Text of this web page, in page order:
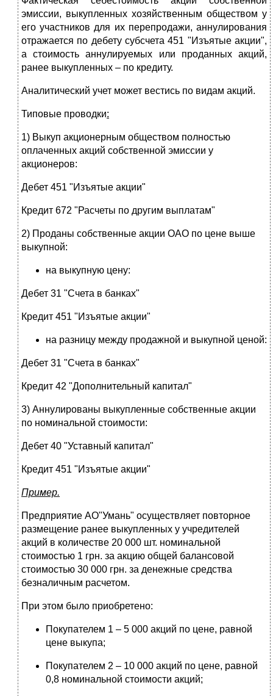
эмиссии, выкупленных хозяйственным обществом у
его участников для их перепродажи, аннулирования
отражается по дебету субсчета 451 "Изъятые акции",
а стоимость аннулируемых или проданных акций,
ранее выкупленных – по кредиту.
Аналитический учет может вестись по видам акций.
Типовые проводки:
1) Выкуп акционерным обществом полностью
оплаченных акций собственной эмиссии у
акционеров:
Дебет 451 "Изъятые акции"
Кредит 672 "Расчеты по другим выплатам"
2) Проданы собственные акции ОАО по цене выше
выкупной:
на выкупную цену:
Дебет 31 "Счета в банках"
Кредит 451 "Изъятые акции"
на разницу между продажной и выкупной ценой:
Дебет 31 "Счета в банках"
Кредит 42 "Дополнительный капитал"
3) Аннулированы выкупленные собственные акции
по номинальной стоимости:
Дебет 40 "Уставный капитал"
Кредит 451 "Изъятые акции"
Пример.
Предприятие АО"Умань" осуществляет повторное
размещение ранее выкупленных у учредителей
акций в количестве 20 000 шт. номинальной
стоимостью 1 грн. за акцию общей балансовой
стоимостью 30 000 грн. за денежные средства
безналичным расчетом.
При этом было приобретено:
Покупателем 1 – 5 000 акций по цене, равной
цене выкупа;
Покупателем 2 – 10 000 акций по цене, равной
0,8 номинальной стоимости акций;